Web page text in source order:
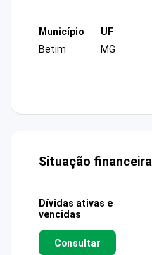
Município
Betim
UF
MG
Situação financeira
Dívidas ativas e
vencidas
Consultar